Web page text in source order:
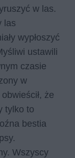
w las.
las
wypłoszyć
ustawili
czasie
w
że
tylko to
bestia
Wszyscy